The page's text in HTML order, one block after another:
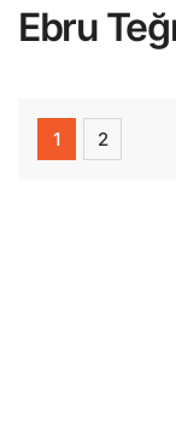
Ebru
1 2